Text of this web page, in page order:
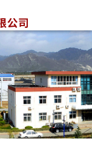
企业简
组织架